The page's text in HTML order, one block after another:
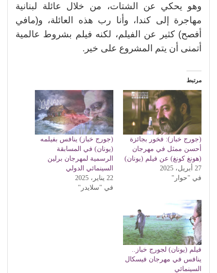
وهو يحكي عن الشتات، من خلال عائلة لبنانية
مهاجرة إلى كندا، وأنا رب هذه العائلة، و(مافي
أفصح) كثير عن الفيلم، لكنه فيلم بشروط عالمية
أتمنى أن يتم المشروع على خير.
مرتبط
(جورج خباز): فخور بجائزة
أحسن ممثل في مهرجان
(هونغ كونغ) عن فيلم (يونان)
27 أبريل، 2025
في "حوار"
(جورج خباز) ينافس بفيلمه
(يونان) في المسابقة
الرسمية لمهرجان برلين
السينمائي الدولي
22 يناير، 2025
في "سلايدر"
فيلم (يونان) لجورج خباز..
ينافس في مهرجان فيسكال
السينمائي